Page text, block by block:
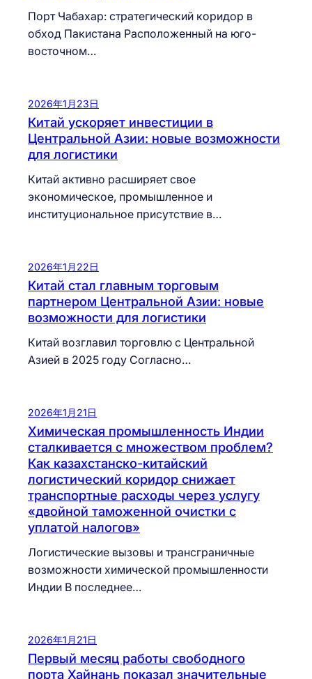
Порт Чабахар: стратегический коридор в
обход Пакистана Расположенный на юго-
восточном…
2026年1月23日
Китай ускоряет инвестиции в
Центральной Азии: новые возможности
для логистики
Китай активно расширяет свое
экономическое, промышленное и
институциональное присутствие в…
2026年1月22日
Китай стал главным торговым
партнером Центральной Азии: новые
возможности для логистики
Китай возглавил торговлю с Центральной
Азией в 2025 году Согласно…
2026年1月21日
Химическая промышленность Индии
сталкивается с множеством проблем?
Как казахстанско-китайский
логистический коридор снижает
транспортные расходы через услугу
«двойной таможенной очистки с
уплатой налогов»
Логистические вызовы и трансграничные
возможности химической промышленности
Индии В последнее…
2026年1月21日
Первый месяц работы свободного
порта Хайнань показал значительные